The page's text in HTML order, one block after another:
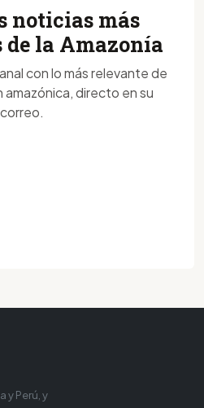
noticias más
la Amazonía
con lo más relevante de
amazónica, directo en su
correo.
y Perú, y